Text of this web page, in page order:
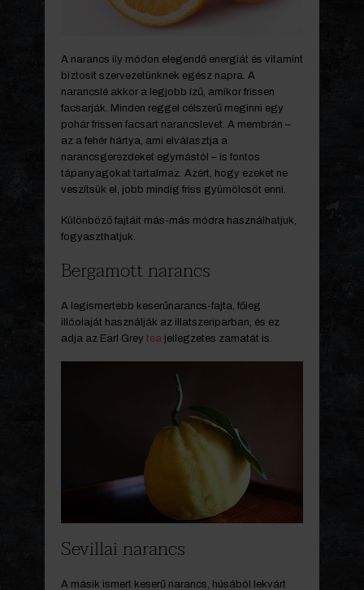
A narancs ily módon elegendő energiát és vitamint
biztosít szervezetünknek egész napra. A
narancslé akkor a legjobb ízű, amikor frissen
facsarják. Minden reggel célszerű meginni egy
pohár frissen facsart narancslevet. A membrán –
az a fehér hártya, ami elválasztja a
narancsgerezdeket egymástól – is fontos
tápanyagokat tartalmaz. Azért, hogy ezeket ne
veszítsük el, jobb mindig friss gyümölcsöt enni.
Különböző fajtáit más-más módra használhatjuk,
fogyaszthatjuk.
Bergamott narancs
A legismertebb keserűnarancs-fajta, főleg
illóolaját használják az illatszeriparban, és ez
adja az Earl Grey tea jellegzetes zamatát is.
Sevillai narancs
A másik ismert keserű narancs, húsából lekvárt